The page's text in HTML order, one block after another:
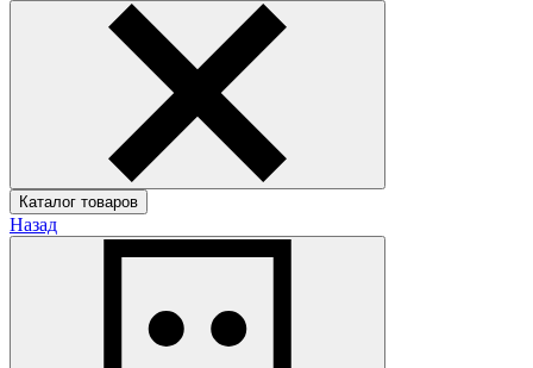
Каталог товаров
Назад